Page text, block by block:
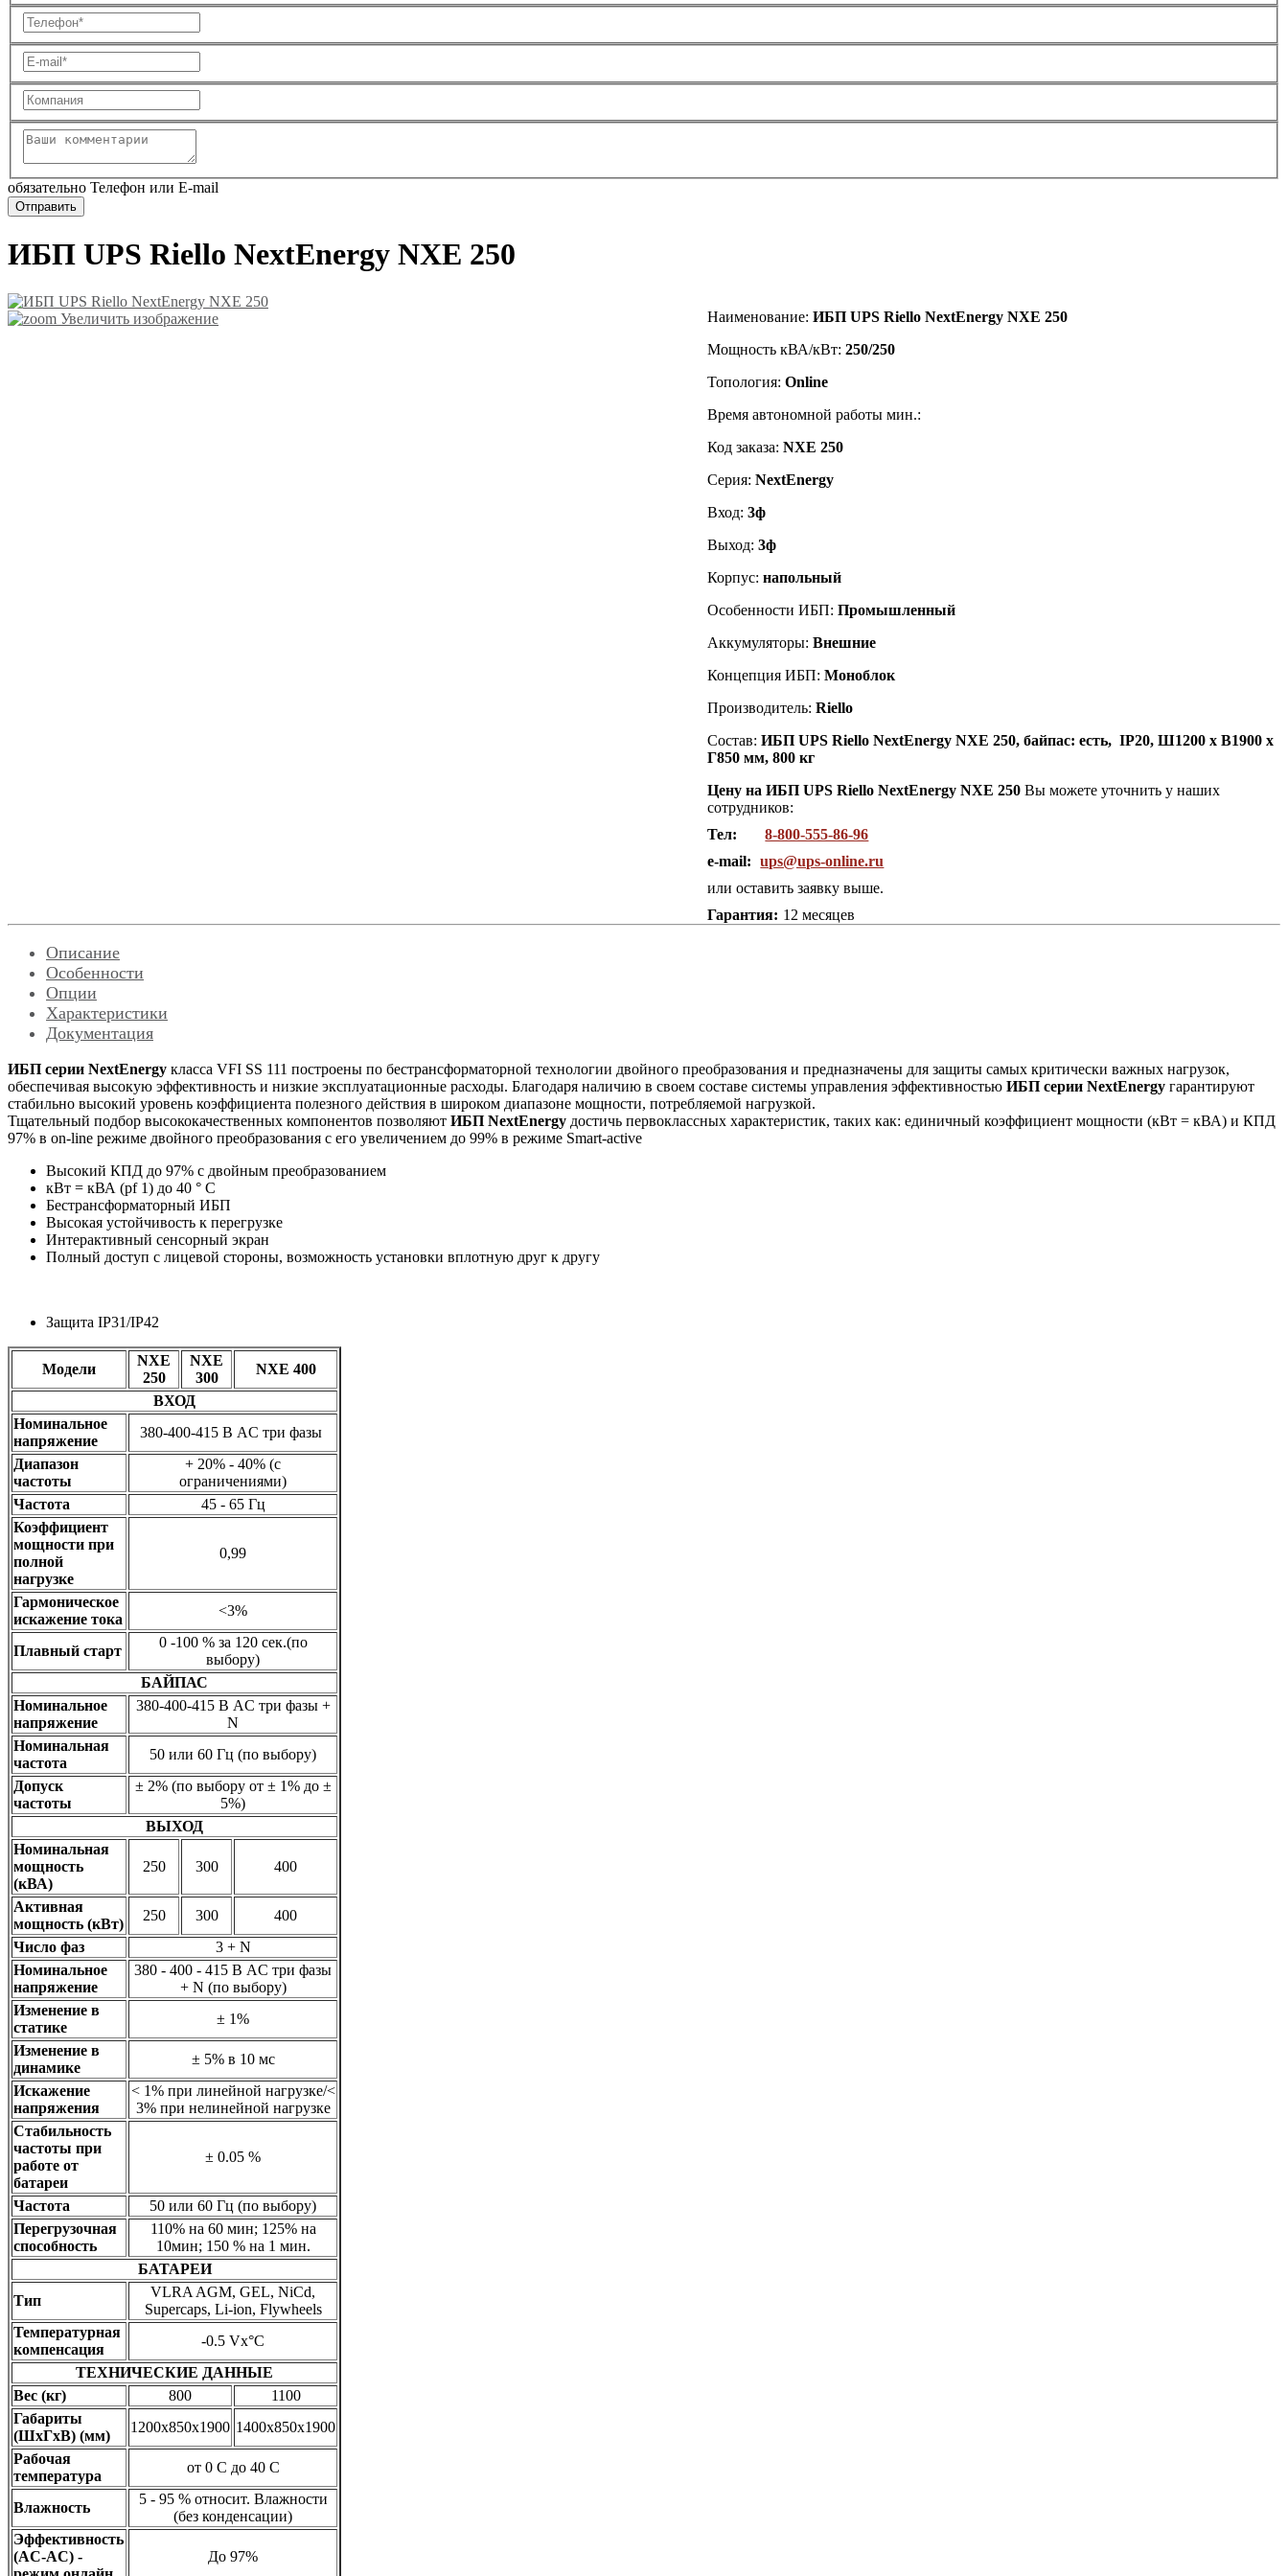
обязательно Телефон или E-mail
ИБП UPS Riello NextEnergy NXE 250
Увеличить изображение Наименование:ИБП UPS Riello NextEnergy NXE 250
Мощность кВА/кВт:250/250
Топология:Online
Время автономной работы мин.:
Код заказа:NXE 250
Серия:NextEnergy
Вход:3ф
Выход:3ф
Корпус: напольный
Особенности ИБП:Промышленный
Аккумуляторы:Внешние
Концепция ИБП:Моноблок
Производитель:Riello
Состав:ИБП UPS Riello NextEnergy NXE 250, байпас: есть, IP20, Ш1200 х В1900 х
Г850 мм, 800 кг
Цену на ИБП UPS Riello NextEnergy NXE 250Вы можете уточнить у наших
сотрудников:
Тел:
8-800-555-86-96
e-mail:
ups@ups-online.ru
или оставить заявку выше.
Гарантия: 12 месяцев
Описание
Особенности
Опции
Характеристики
Документация
ИБП серии NextEnergy класса VFI SS 111 построены по бестрансформаторной технологии двойного преобразования и предназначены для защиты самых критически важных нагрузок,
обеспечивая высокую эффективность и низкие эксплуатационные расходы. Благодаря наличию в своем составе системы управления эффективностью ИБП серии NextEnergy гарантируют
стабильно высокий уровень коэффициента полезного действия в широком диапазоне мощности, потребляемой нагрузкой.
Тщательный подбор высококачественных компонентов позволяют ИБП NextEnergy достичь первоклассных характеристик, таких как: единичный коэффициент мощности (кВт = кВА) и КПД
97% в on-line режиме двойного преобразования с его увеличением до 99% в режиме Smart-active
Высокий КПД до 97% с двойным преобразованием
кВт = кВА (pf 1) до 40 ° C
Бестрансформаторный ИБП
Высокая устойчивость к перегрузке
Интерактивный сенсорный экран
Полный доступ с лицевой стороны, возможность установки вплотную друг к другу
Защита IP31/IP42
Модели
NXE
250
NXE
300
NXE 400
ВХОД
Номинальное
напряжение
380-400-415 В AC три фазы
Диапазон
частоты
+ 20% - 40% (с
ограничениями)
Частота
45 - 65 Гц
Коэффициент
мощности при
полной
нагрузке
0,99
Гармоническое
искажение тока
<3%
Плавный старт
0 -100 % за 120 сек.(по
выбору)
БАЙПАС
Номинальное
напряжение
380-400-415 В AC три фазы +
N
Номинальная
частота
50 или 60 Гц (по выбору)
Допуск
частоты
± 2% (по выбору от ± 1% до ±
5%)
ВЫХОД
Номинальная
мощность
(кВА)
250 300 400
Активная
мощность (кВт)
250 300
400
Число фаз
3 + N
Номинальное
напряжение
380 - 400 - 415 В AC три фазы
+ N (по выбору)
Изменение в
статике
± 1%
Изменение в
динамике
± 5% в 10 мс
Искажение
напряжения
< 1% при линейной нагрузке/<
3% при нелинейной нагрузке
Стабильность
частоты при
работе от
батареи
± 0.05 %
Частота
50 или 60 Гц (по выбору)
Перегрузочная
способность
110% на 60 мин; 125% на
10мин; 150 % на 1 мин.
БАТАРЕИ
Тип
VLRA AGM, GEL, NiCd,
Supercaps, Li-ion, Flywheels
Температурная
компенсация
-0.5 Vx°C
ТЕХНИЧЕСКИЕ ДАННЫЕ
Вес (кг)
800
1100
Габариты
(ШxГxВ) (мм)
1200x850x1900 1400x850x1900
Рабочая
температура
от 0 C до 40 C
Влажность
5 - 95 % относит. Влажности
(без конденсации)
Эффективность
(AC-AC) -
До 97%